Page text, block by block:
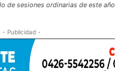
de sesiones ordinarias de este año
- Publicidad -